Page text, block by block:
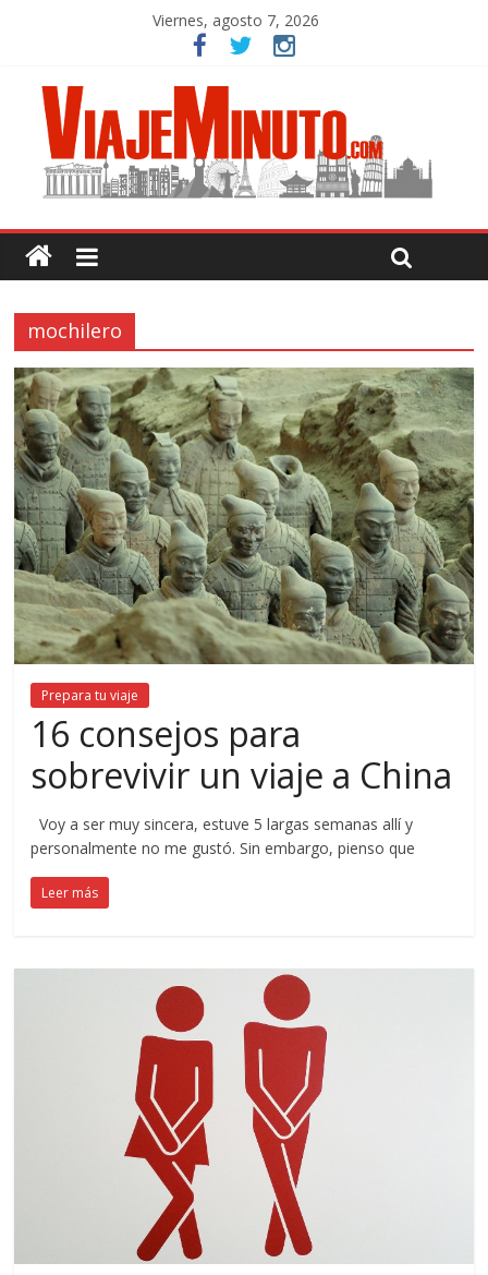
Viernes, agosto 7, 2026
mochilero
Prepara tu viaje
16 consejos para
sobrevivir un viaje a China
Voy a ser muy sincera, estuve 5 largas semanas allí y
personalmente no me gustó. Sin embargo, pienso que
Leer más